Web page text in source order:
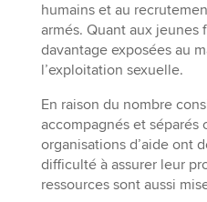
humains et au
armés. Quant aux jeunes
davantage exposées au
l’exploitation sexuelle.
En raison du nombre
accompagnés et séparés
organisations d’aide ont
difficulté à assurer leur
ressources sont aussi